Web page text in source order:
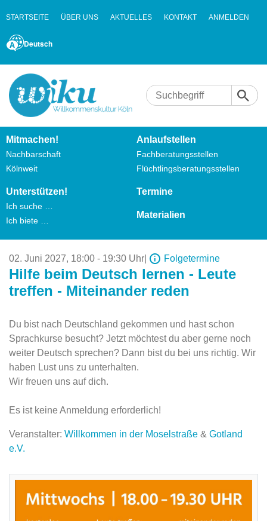
STARTSEITE ÜBER UNS AKTUELLES KONTAKT ANMELDEN
Deutsch
Mitmachen!
Nachbarschaft
Kölnweit
Anlaufstellen
Fachberatungsstellen
Flüchtlingsberatungsstellen
Unterstützen!
Ich suche …
Ich biete …
Termine
Materialien
02. Juni 2027, 18:00 - 19:30 Uhr Folgetermine
Hilfe beim Deutsch lernen - Leute
treffen - Miteinander reden
Du bist nach Deutschland gekommen und hast schon
Sprachkurse besucht? Jetzt möchtest du aber gerne noch
weiter Deutsch sprechen? Dann bist du bei uns richtig. Wir
haben Lust uns zu unterhalten.
Wir freuen uns auf dich.
Es ist keine Anmeldung erforderlich!
Veranstalter: Willkommen in der Moselstraße & Gotland
e.V.